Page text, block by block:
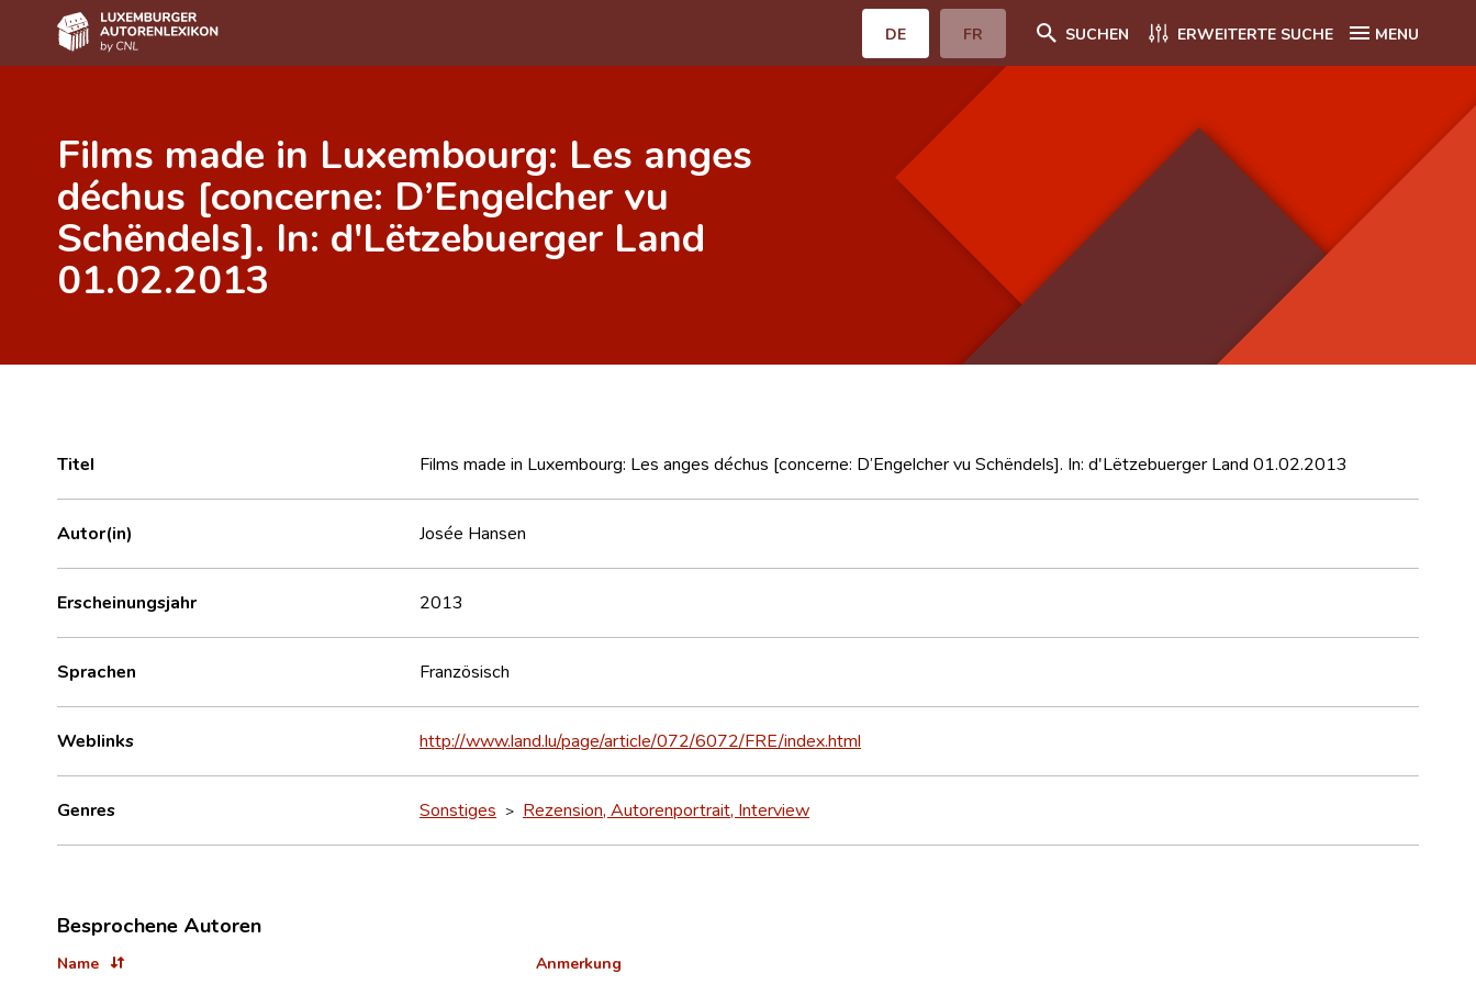
DE FR SUCHEN ERWEITERTE SUCHE MENU
Autor(inn)en A-Z
Erweiterte Suche
Häufige Fragen und Antworten
CNL
Films made in Luxembourg: Les anges
déchus [concerne: D’Engelcher vu
Schëndels]. In: d'Lëtzebuerger Land
01.02.2013
Titel Films made in Luxembourg: Les anges déchus [concerne: D’Engelcher vu Schëndels]. In: d'Lëtzebuerger Land 01.02.2013
Autor(in) Josée Hansen
Erscheinungsjahr 2013
Sprachen Französisch
Weblinks http://www.land.lu/page/article/072/6072/FRE/index.html
Genres Sonstiges > Rezension, Autorenportrait, Interview
Besprochene Autoren
Name Anmerkung